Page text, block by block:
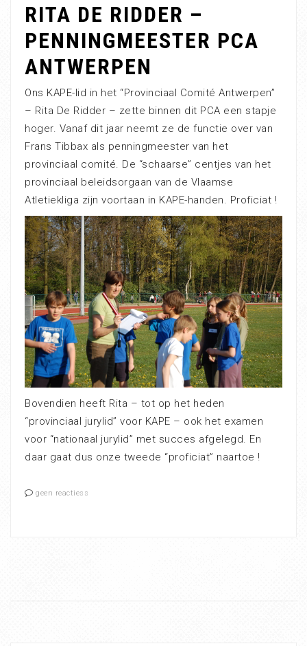
RITA DE RIDDER –
PENNINGMEESTER PCA
ANTWERPEN
Ons KAPE-lid in het “Provinciaal Comité Antwerpen”
– Rita De Ridder – zette binnen dit PCA een stapje
hoger. Vanaf dit jaar neemt ze de functie over van
Frans Tibbax als penningmeester van het
provinciaal comité. De “schaarse” centjes van het
provinciaal beleidsorgaan van de Vlaamse
Atletiekliga zijn voortaan in KAPE-handen. Proficiat !
Bovendien heeft Rita – tot op het heden
“provinciaal jurylid” voor KAPE – ook het examen
voor “nationaal jurylid” met succes afgelegd. En
daar gaat dus onze tweede “proficiat” naartoe !
geen reactiess